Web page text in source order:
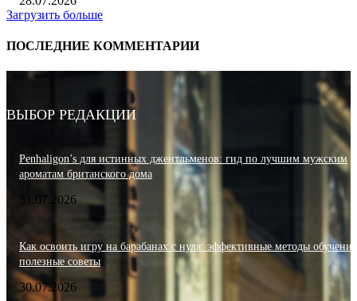
Загрузить больше
ПОСЛЕДНИЕ КОММЕНТАРИИ
ВЫБОР РЕДАКЦИИ
Penhaligon’s для истинных джентльменов: гид по лучшим мужским
ароматам британского дома
31.07.2026
Как освоить игру на барабанах с нуля: эффективные методы
полезные советы
30.07.2026